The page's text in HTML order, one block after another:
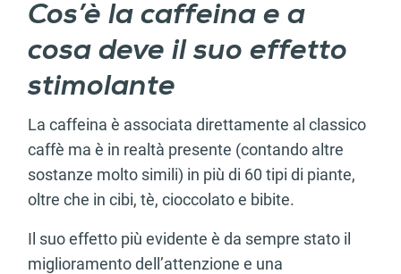
Cos’è la caffeina e a
cosa deve il suo effetto
stimolante
La caffeina è associata direttamente al classico
caffè ma è in realtà presente (contando altre
sostanze molto simili) in più di 60 tipi di piante,
oltre che in cibi, tè, cioccolato e bibite.
Il suo effetto più evidente è da sempre stato il
miglioramento dell’attenzione e una